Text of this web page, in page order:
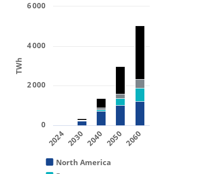
TWh
North America
2024 2030 2040 2050 2060
0
2 000
4 000
6 000